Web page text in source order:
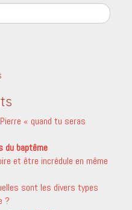
« quand tu seras
du baptême
et être incrédule en même
sont les divers types
?